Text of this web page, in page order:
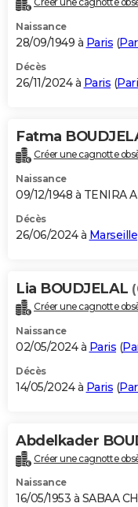
Dictionnaire
Biographies
Citations
Expressions
Proverbes
PROGRAMME TV
S'inscrire
Se connecter
Lycées
Collèges
Primaires
Universités
Entreprises
Service militaire
Avis de recherche
AVIS DE DÉCÈS
Bricolage
Lifestyle
Culture
Sport
Auto
Television
Voyage
Cinema
Naissance
28/09/1949 à Paris (
Décès
26/11/2024 à Paris (
Fatma
Créer une cagnotte
Naissance
09/12/1948 à TENIRA
Décès
26/06/2024 à Marseille
Lia BOUDJELAL
Créer une cagnotte
Naissance
02/05/2024 à Paris (
Décès
14/05/2024 à Paris (
Abdelkader
Créer une cagnotte
Naissance
16/05/1953 à SABAA